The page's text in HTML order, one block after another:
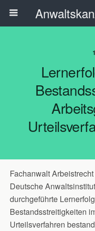
Fachanwalt
Deutsche Anwaltsinstitut
durchgeführte
Bestandsstreitigkeiten
Urteilsverfahren